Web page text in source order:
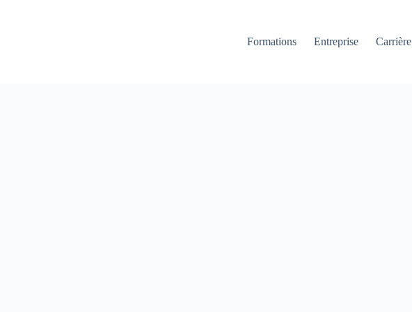
Formations
Entreprise Carrière